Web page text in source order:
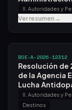
Concurso
de 16 de
Ver resumen→
BOE-A-2026-12312
Resolución de
de la Agencia
Lucha
Resuelve la
Efectuada por
Destinos